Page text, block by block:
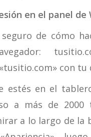
en el panel de
de cómo
con tu
estés en el
a más de 2000
a lo largo de la